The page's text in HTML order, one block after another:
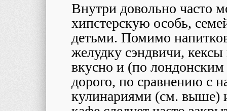
Внутри довольно часто
хипстерскую особь,
детьми. Помимо
желудку сэндвичи,
вкусно и (по
дорого, по сравнению с
кулинариями (см. выше)